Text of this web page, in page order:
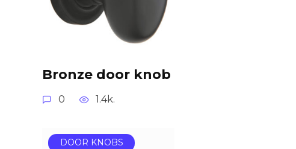
Bronze door knob
0 1.4k.
DOOR KNOBS